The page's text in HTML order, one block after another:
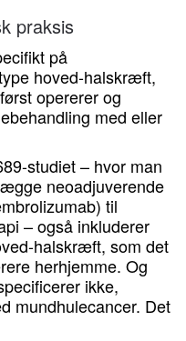
praksis
på
hoved-halskræft,
opererer og
med eller
studiet – hvor man
neoadjuverende
til
– også inkluderer
halskræft, som det
herhjemme. Og
ikke,
mundhulecancer. Det